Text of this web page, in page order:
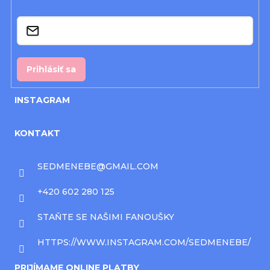
Prihlásiť sa
INSTAGRAM
KONTAKT
SEDMENEBE@GMAIL.COM
+420 602 280 125
STAŇTE SE NAŠIMI FANOUŠKY
HTTPS://WWW.INSTAGRAM.COM/SEDMENEBE/
PRIJÍMAME ONLINE PLATBY